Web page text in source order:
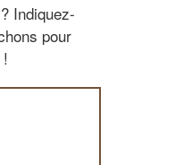
Indiquez-
pour